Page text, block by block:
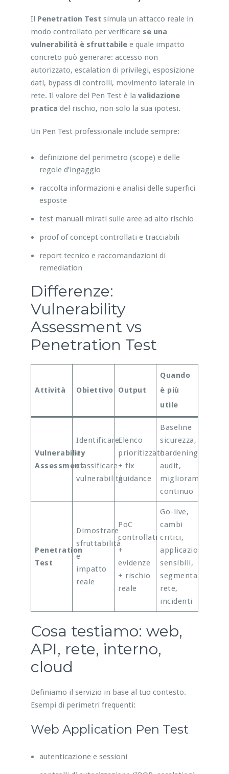
Il Penetration Test simula un attacco reale in
modo controllato per verificare se una
vulnerabilità è sfruttabilee quale impatto
concreto può generare: accesso non
autorizzato, escalation di privilegi, esposizione
dati, bypass di controlli, movimento laterale in
rete. Il valore del Pen Test è la validazione
pratica del rischio, non solo la sua ipotesi.
Un Pen Test professionale include sempre:
definizione del perimetro (scope) e delle
regole d’ingaggio
raccolta informazioni e analisi delle superfici
esposte
test manuali mirati sulle aree ad alto rischio
proof of concept controllati e tracciabili
report tecnico e raccomandazioni di
remediation
Differenze:
Vulnerability
Assessment vs
Penetration Test
Attività Obiettivo Output
Quando
è più
utile
Vulnerability
Assessment
Identificare
e
classificare
vulnerabilità
Elenco
prioritizzato
+ fix
guidance
Baseline
sicurezza,
hardening,
audit,
miglioramento
continuo
Penetration
Test
Dimostrare
sfruttabilità
e
impatto
reale
PoC
controllati
+
evidenze
+ rischio
reale
Go-live,
cambi
critici,
applicazioni
sensibili,
segmentazione
rete,
incidenti
Cosa testiamo: web,
API, rete, interno,
cloud
Definiamo il servizio in base al tuo contesto.
Esempi di perimetri frequenti:
Web Application Pen Test
autenticazione e sessioni